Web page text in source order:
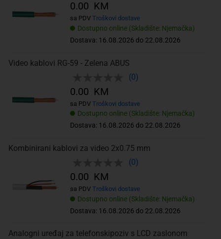
Dostupno online (Skladište: Njemačka)
Dostava: 16.08.2026 do 22.08.2026
0.00 KM
sa PDV Troškovi dostave
Video kablovi RG-59 - Zelena ABUS
(0)
Dostupno online (Skladište: Njemačka)
Dostava: 16.08.2026 do 22.08.2026
0.00 KM
sa PDV Troškovi dostave
Kombinirani kablovi za video 2x0.75 mm
(0)
Dostupno online (Skladište: Njemačka)
Dostava: 16.08.2026 do 22.08.2026
0.00 KM
sa PDV Troškovi dostave
Analogni uređaj za telefonskipoziv s LCD zaslonom